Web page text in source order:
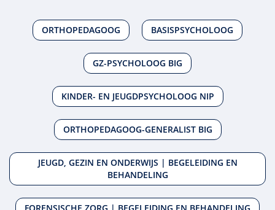
ORTHOPEDAGOOG BASISPSYCHOLOOG
GZ-PSYCHOLOOG BIG
KINDER- EN JEUGDPSYCHOLOOG NIP
ORTHOPEDAGOOG-GENERALIST BIG
JEUGD, GEZIN EN ONDERWIJS | BEGELEIDING EN
BEHANDELING